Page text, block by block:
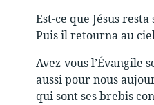
Est-ce que Jésus
Puis il retourna au
Avez-vous l’Évangile
aussi pour nous
qui sont ses brebis